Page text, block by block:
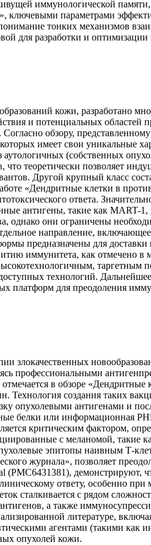
иммунологической
ключевыми параметрами
тонких механизмов
для разработки и оптимизации
кожи, разработано
и потенциальных
обзору,
имеет свои уникальные
(собственных
теоретически позволяет
Другой крупный класс
«Дендритные клетки в
ответа.
антигены, такие как MART-
однако они ограничены
направление,
предназначены для доставки
иммунитета, как отмечено в
таргетным
технологий.
для преодоления
злокачественных
профессиональными
в обзоре «Дендритные
создания таких
опухолевыми антигенами и
белки или информационная
критическим фактором,
с меланомой, такие
эпитопы наивным Т-
журнала», позволяет
(PMC6431381), демонстрируют,
ответу, особенно
сталкивается с рядом
а также
литературе,
агентами (такими как
опухолей кожи.